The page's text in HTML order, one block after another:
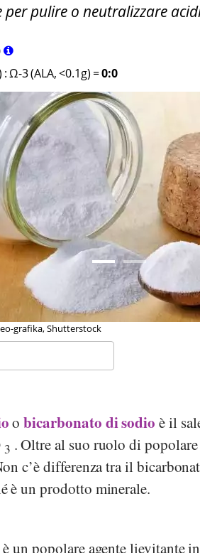
per pulire o neutralizzare
:Ω-3 (ALA, <0.1g) =0:0
Wikipedia
obicarbonato di sodio è il
3 . Oltre al suo ruolo di
c’è differenza tra il
è un prodotto minerale.
un popolare agente lievitante